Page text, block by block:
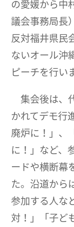
の愛媛から中
議会事務局長
反対福井県民
ないオール沖
ピーチを行い
集会後は、
かれてデモ行
廃炉に！」、
に！」など、
ードや横断幕
た。沿道から
参加する人な
対！」「子ど